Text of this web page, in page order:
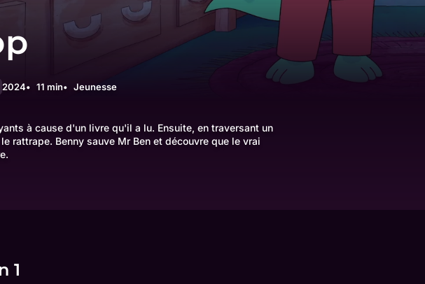
2024 11 min Jeunesse
à cause d'un livre qu'il a lu. Ensuite, en traversant un
rattrape. Benny sauve Mr Ben et découvre que le vrai
1